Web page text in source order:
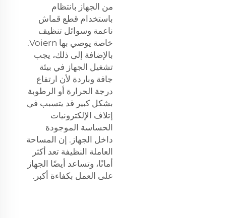
من الجهاز بانتظام
باستخدام قطع قماش
ناعمة وسوائل تنظيف
خاصة يوصي بها Voiern.
بالإضافة إلى ذلك، يجب
تشغيل الجهاز في بيئة
جافة وباردة لأن ارتفاع
درجة الحرارة أو الرطوبة
بشكل كبير قد يتسبب في
إتلاف الإلكترونيات
الحساسة الموجودة
داخل الجهاز. إن المساحة
العاملة النظيفة تعد أكثر
أمانًا، وتساعد أيضًا الجهاز
على العمل بكفاءة أكبر.